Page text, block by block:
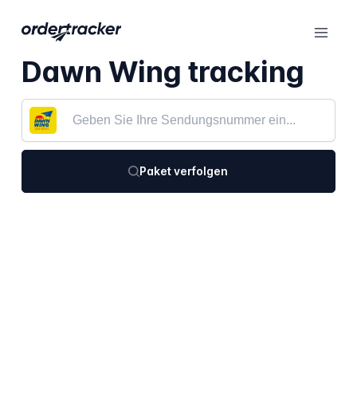
Dawn Wing tracking
Paket verfolgen